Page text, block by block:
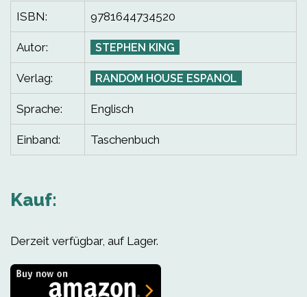
ISBN: 9781644734520
Autor: STEPHEN KING
Verlag: RANDOM HOUSE ESPANOL
Sprache: Englisch
Einband: Taschenbuch
Kauf:
Derzeit verfügbar, auf Lager.